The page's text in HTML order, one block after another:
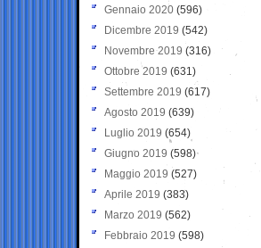
Gennaio 2020 (596)
Dicembre 2019 (542)
Novembre 2019 (316)
Ottobre 2019 (631)
Settembre 2019 (617)
Agosto 2019 (639)
Luglio 2019 (654)
Giugno 2019 (598)
Maggio 2019 (527)
Aprile 2019 (383)
Marzo 2019 (562)
Febbraio 2019 (598)